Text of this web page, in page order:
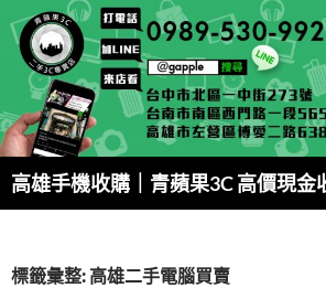
至
內
容
高雄手機收購｜青蘋果3C 高價現金
搜
尋
標籤彙整: 高雄二手電腦買賣